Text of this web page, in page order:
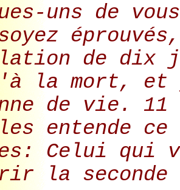
uns de
de dix
la mort, et
de vie.
entende
Celui qui
la seconde